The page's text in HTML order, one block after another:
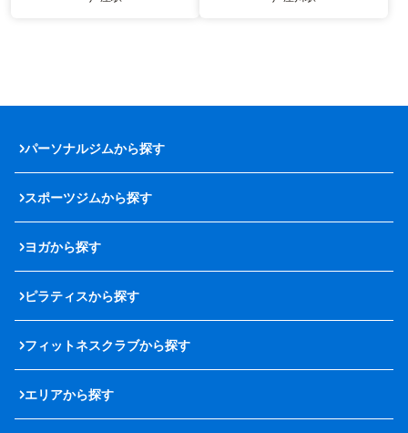
パーソナルジムから探す
スポーツジムから探す
ヨガから探す
ピラティスから探す
フィットネスクラブから探す
エリアから探す